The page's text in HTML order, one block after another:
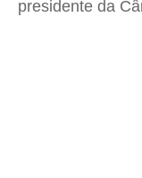
presidente da